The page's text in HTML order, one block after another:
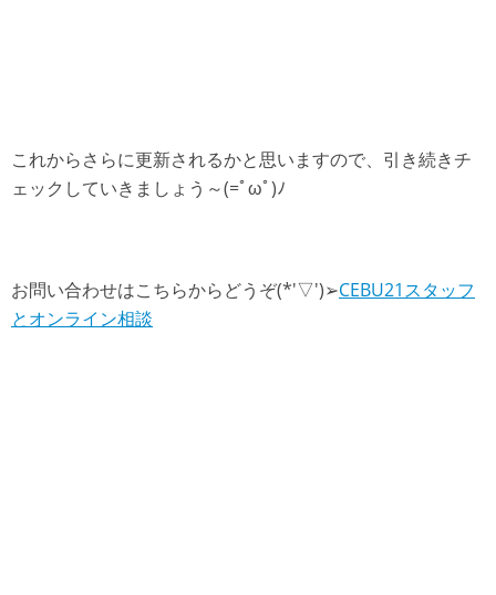
これからさらに更新されるかと思いますので、引き続きチ
ェックしていきましょう～(=ﾟωﾟ)ﾉ
お問い合わせはこちらからどうぞ(*'▽')➢CEBU21スタッフ
とオンライン相談